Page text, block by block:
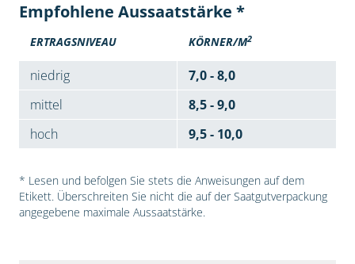
Empfohlene Aussaatstärke *
ERTRAGSNIVEAU KÖRNER/M2
niedrig
7,0 - 8,0
mittel
8,5 - 9,0
hoch
9,5 - 10,0
* Lesen und befolgen Sie stets die Anweisungen auf dem
Etikett. Überschreiten Sie nicht die auf der Saatgutverpackung
angegebene maximale Aussaatstärke.